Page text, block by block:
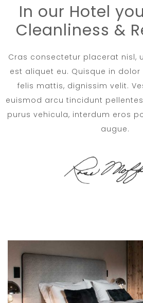
In our Hotel
Cleanliness &
Cras consectetur placerat nisl,
est aliquet eu. Quisque in
felis mattis, dignissim velit.
euismod arcu tincidunt
purus vehicula, interdum eros
augue.